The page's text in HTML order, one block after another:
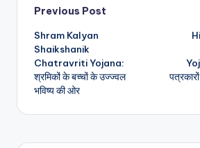
Post
navigation
Previous Post
Shram Kalyan
Shaikshanik
Chatravriti Yojana:
श्रमिकों के बच्चों के उज्ज्वल
भविष्य की ओर